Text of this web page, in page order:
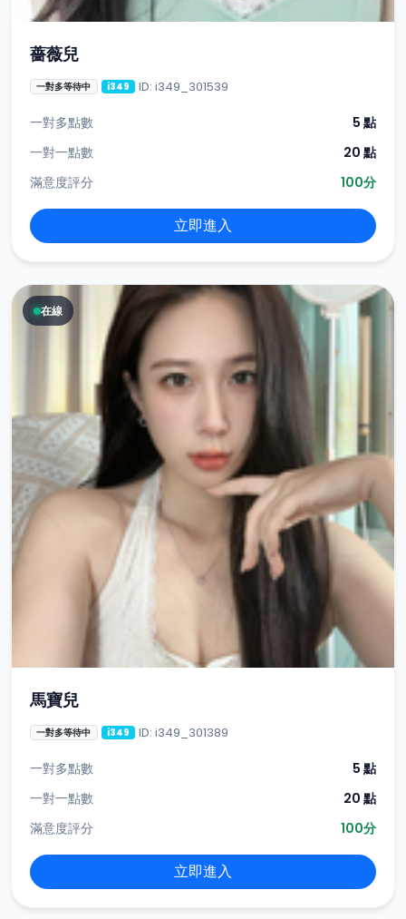
薔薇兒
一對多等待中 i349 ID: i349_301539
一對多點數
5 點
一對一點數
20 點
滿意度評分
100分
立即進入
在線
馬寶兒
一對多等待中 i349 ID: i349_301389
一對多點數
5 點
一對一點數
20 點
滿意度評分
100分
立即進入